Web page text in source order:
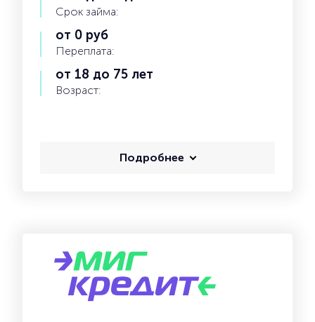
Срок займа:
от 0 руб
Переплата:
от 18 до 75 лет
Возраст:
Подробнее